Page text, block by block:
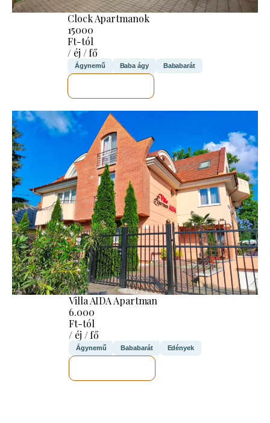
Clock Apartmanok
15000
Ft-tól
/ éj / fő
Ágynemű Baba ágy Bababarát
Villa AIDA Apartman
6.000
Ft-tól
/ éj / fő
Ágynemű Bababarát Edények